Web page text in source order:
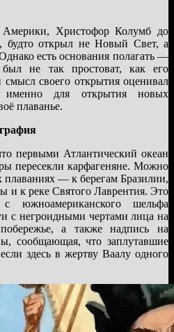
Америки, Христофор Колумб до
будто открыл не Новый Свет, а
есть основания полагать —
был не так простоват, как его
своего открытия оценивал
именно для открытия новых
плаванье.
первыми Атлантический океан
пересекли карфагеняне. Можно
плаваниях — к берегам Бразилии,
и к реке Святого Лаврентия. Это
южноамериканского шельфа
с негроидными чертами лица на
побережье, а также надпись на
сообщающая, что заплутавшие
здесь в жертву Ваалу одного